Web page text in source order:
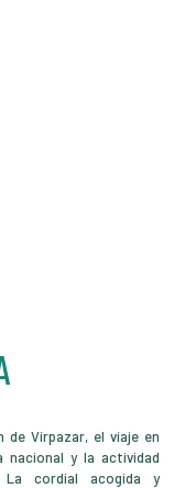
Virpazar, el viaje en
nacional y la actividad
cordial acogida y